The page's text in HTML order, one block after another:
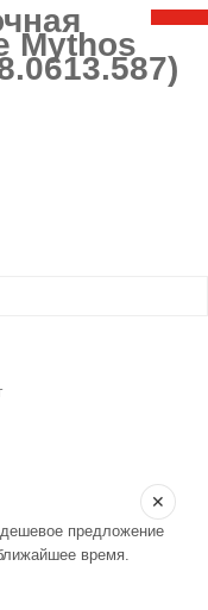
Mythos
✕
предложение
время.